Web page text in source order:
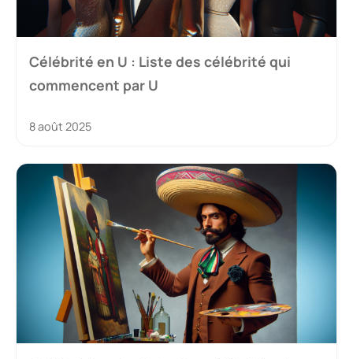
Célébrité en U : Liste des célébrité qui
commencent par U
8 août 2025